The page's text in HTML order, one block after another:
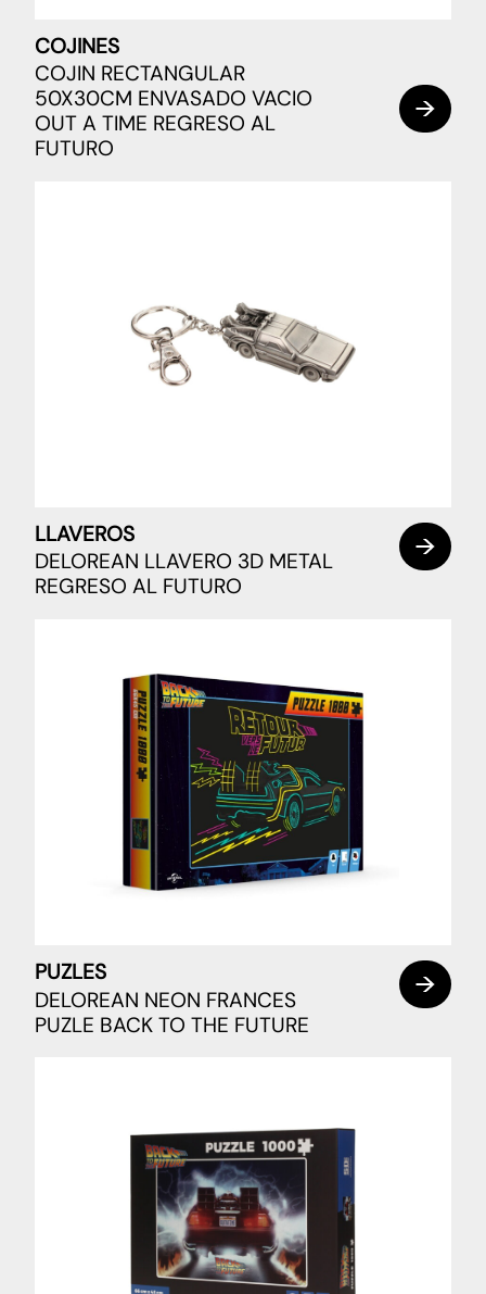
COJINES
COJIN RECTANGULAR
50X30CM ENVASADO VACIO
OUT A TIME REGRESO AL
FUTURO
LLAVEROS
DELOREAN LLAVERO 3D METAL
REGRESO AL FUTURO
PUZLES
DELOREAN NEON FRANCES
PUZLE BACK TO THE FUTURE